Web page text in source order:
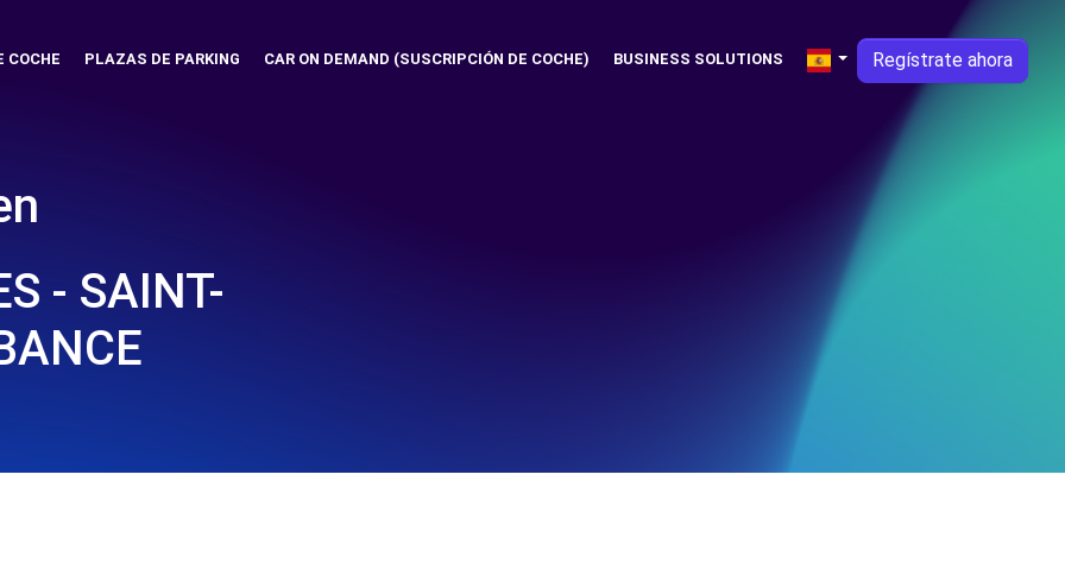
COCHE PLAZAS DE PARKING CAR ON DEMAND (SUSCRIPCIÓN DE COCHE) BUSINESS SOLUTIONS Regístrate ahora
- SAINT-